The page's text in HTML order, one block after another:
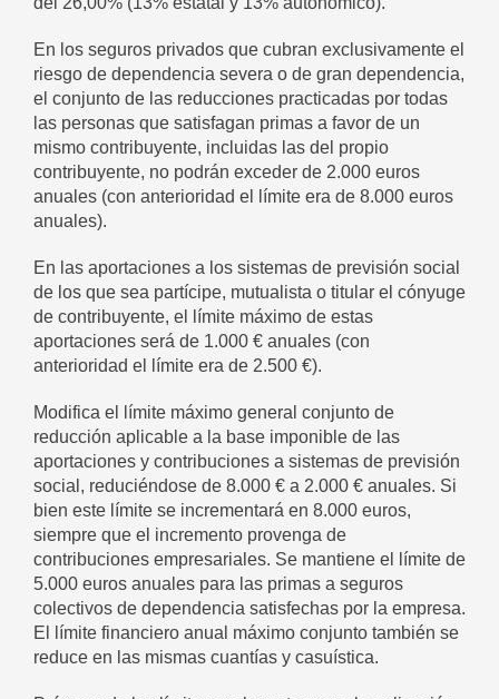
En los seguros privados que cubran exclusivamente el
riesgo de dependencia severa o de gran dependencia,
el conjunto de las reducciones practicadas por todas
las personas que satisfagan primas a favor de un
mismo contribuyente, incluidas las del propio
contribuyente, no podrán exceder de 2.000 euros
anuales (con anterioridad el límite era de 8.000 euros
anuales).
En las aportaciones a los sistemas de previsión social
de los que sea partícipe, mutualista o titular el cónyuge
de contribuyente, el límite máximo de estas
aportaciones será de 1.000 € anuales (con
anterioridad el límite era de 2.500 €).
Modifica el límite máximo general conjunto de
reducción aplicable a la base imponible de las
aportaciones y contribuciones a sistemas de previsión
social, reduciéndose de 8.000 € a 2.000 € anuales. Si
bien este límite se incrementará en 8.000 euros,
siempre que el incremento provenga de
contribuciones empresariales. Se mantiene el límite de
5.000 euros anuales para las primas a seguros
colectivos de dependencia satisfechas por la empresa.
El límite financiero anual máximo conjunto también se
reduce en las mismas cuantías y casuística.